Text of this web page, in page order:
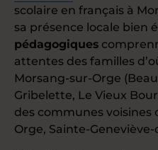
scolaire en français à
sa présence locale bien
pédagogiques
attentes des familles
Morsang-sur-Orge
Gribelette, Le Vieux
des communes voisines
Orge, Sainte-